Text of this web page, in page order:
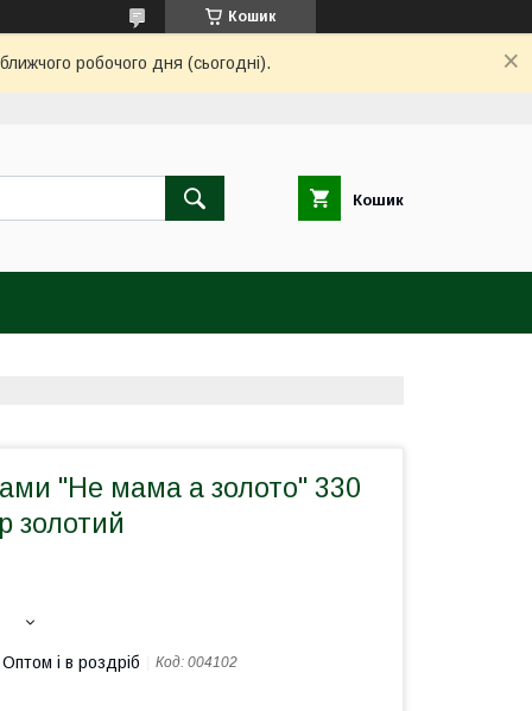
Кошик
робочого дня (сьогодні).
Кошик
"Не мама а золото" 330
золотий
Оптом і в роздріб Код: 004102